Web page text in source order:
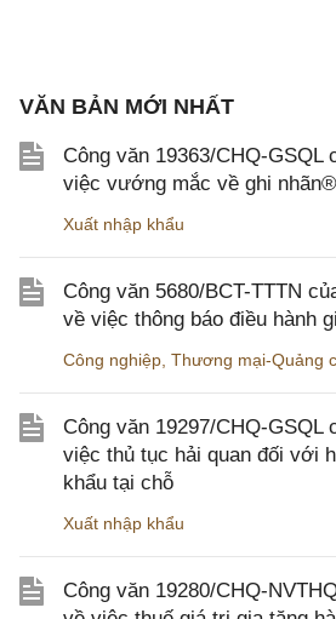
VĂN BẢN MỚI NHẤT
Công văn 19363/CHQ-GSQL
việc vướng mắc về ghi nhãn®
Xuất nhập khẩu
Công văn 5680/BCT-TTTN
về việc thông báo điều hành
Công nghiệp Thương mại-Quảng
Công văn 19297/CHQ-GSQL
việc thủ tục hải quan đối với
khẩu tại chỗ
Xuất nhập khẩu
Công văn 19280/CHQ-